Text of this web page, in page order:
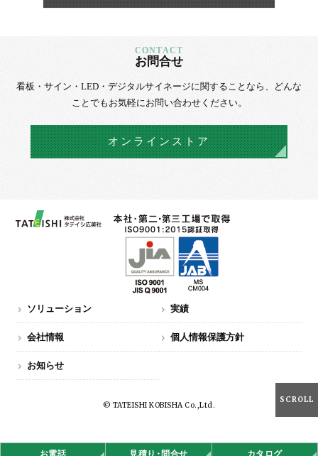
SCROLL
お問合せ
看板・サイン・LED・デジタルサイネージに関することなら、
どんな
ことでもお気軽にお問い合わせください。
オンラインストア
ソリューション 実績
会社情報 個人情報保護方針
お知らせ
© TATEISHI KOBISHA Co.,Ltd.